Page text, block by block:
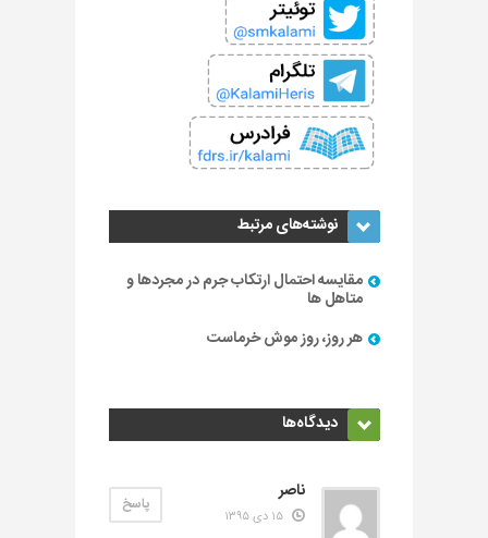
نوشته‌های مرتبط
مقایسه احتمال ارتکاب جرم در مجردها و
متاهل ها
هر روز، روز موش خرماست
دیدگاه‌ها
پاسخ ناصر